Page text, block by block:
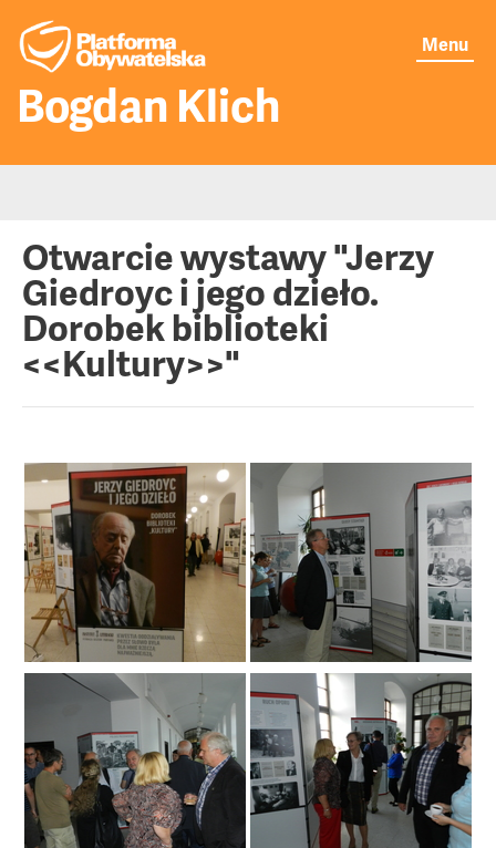
Bogdan Klich
Menu
Aktualności
O mnie
Moje dokonania
Media o mnie - wywiady, artykuły
Mój videoblog
Podsumowania kadencji Senatu
Dla mediów
Interwencje senatorskie
Otwarcie wystawy "Jerzy
Giedroyc i jego dzieło.
Dorobek biblioteki
<<Kultury>>"